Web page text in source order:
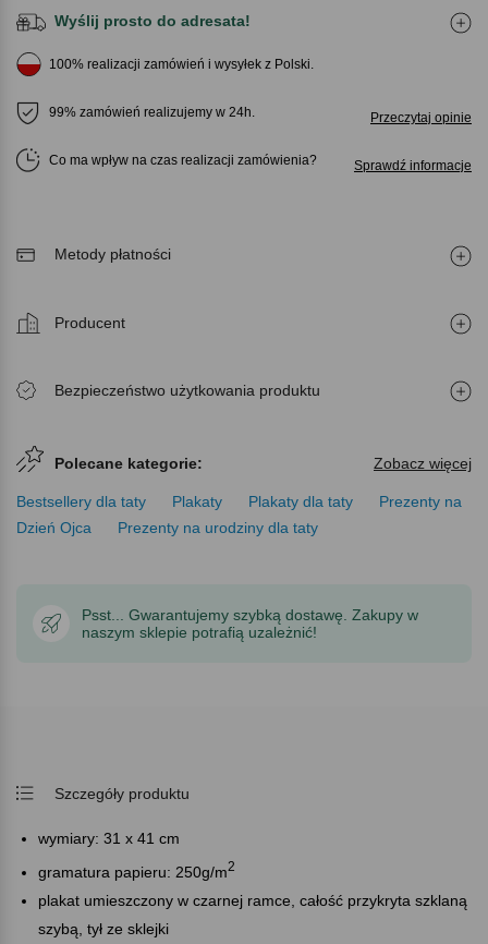
Wyślij prosto do adresata!
100% realizacji zamówień i wysyłek z Polski.
99% zamówień realizujemy w 24h. Przeczytaj opinie
Co ma wpływ na czas realizacji zamówienia Sprawdź informacje
Metody płatności
Producent
Bezpieczeństwo użytkowania produktu
Polecane kategorie: Zobacz więcej
Bestsellery dla taty Plakaty Plakaty dla taty
Prezenty na
Dzień Ojca
Prezenty na urodziny dla taty
Psst... Gwarantujemy szybką dostawę. Zakupy w
naszym sklepie potrafią uzależnić!
Szczegóły produktu
wymiary: 31 x 41 cm
gramatura papieru: 250g/m2
plakat umieszczony w czarnej ramce, całość przykryta szklaną
szybą, tył ze sklejki